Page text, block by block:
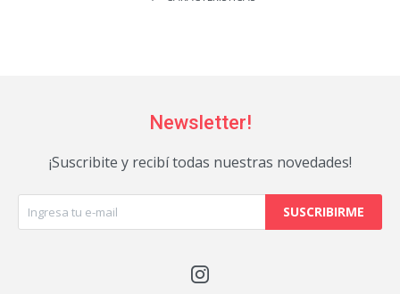
Newsletter!
¡Suscribite y recibí todas nuestras novedades!
SUSCRIBIRME
